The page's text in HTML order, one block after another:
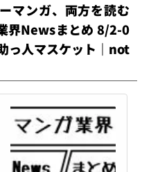
マンガ、両方を読む
界Newsまとめ 8/2-0
っ人マスケット｜not